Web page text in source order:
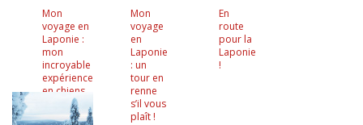
Mon
voyage en
Laponie :
mon
incroyable
expérience
en chiens
traîneaux
Mon
voyage
en
Laponie
: un
tour en
renne
s’il vous
plaît !
En
route
pour la
Laponie
!